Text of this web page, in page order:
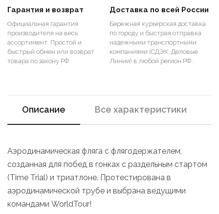
Гарантия и возврат
Официальная гарантия
производителя на весь
ассортимент. Простой и
быстрый обмен или возврат
товара по закону РФ.
Доставка по всей России
Бережная курьерская доставка
по городу и быстрая отправка
надежными транспортными
компаниями (СДЭК, Деловые
Линии) в любой регион РФ.
Описание Все характеристики
Аэродинамическая фляга с флягодержателем,
созданная для побед в гонках с раздельным стартом
(Time Trial) и триатлоне. Протестирована в
аэродинамической трубе и выбрана ведущими
командами WorldTour!